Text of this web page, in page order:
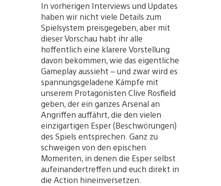
In vorherigen Interviews und Updates
haben wir nicht viele Details zum
Spielsystem preisgegeben, aber mit
dieser Vorschau habt ihr alle
hoffentlich eine klarere Vorstellung
davon bekommen, wie das eigentliche
Gameplay aussieht – und zwar wird es
spannungsgeladene Kämpfe mit
unserem Protagonisten Clive Rosfield
geben, der ein ganzes Arsenal an
Angriffen auffährt, die den vielen
einzigartigen Esper (Beschwörungen)
des Spiels entsprechen. Ganz zu
schweigen von den epischen
Momenten, in denen die Esper selbst
aufeinandertreffen und euch direkt in
die Action hineinversetzen.